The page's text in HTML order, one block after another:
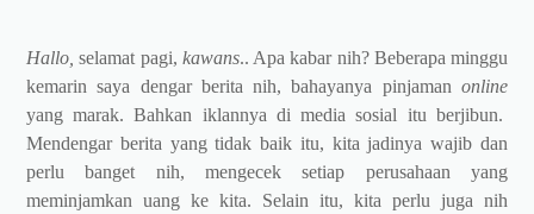
Hallo, selamat pagi, kawans.. Apa kabar nih? Beberapa minggu
kemarin saya dengar berita nih, bahayanya pinjaman online
yang marak. Bahkan iklannya di media sosial itu berjibun.
Mendengar berita yang tidak baik itu, kita jadinya wajib dan
perlu banget nih, mengecek setiap perusahaan yang
meminjamkan uang ke kita. Selain itu, kita perlu juga nih